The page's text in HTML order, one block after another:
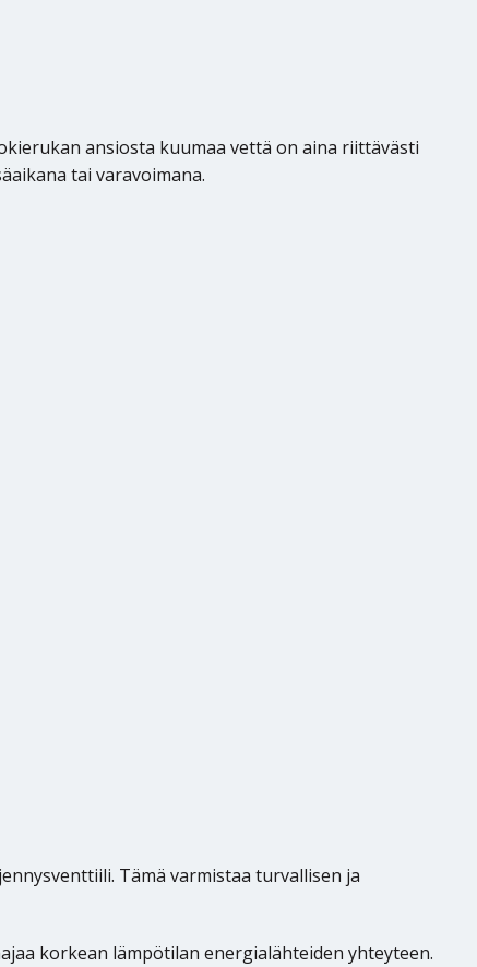
ansiosta kuumaa vettä on aina riittävästi
tai varavoimana.
Tämä varmistaa turvallisen ja
korkean lämpötilan energialähteiden yhteyteen.